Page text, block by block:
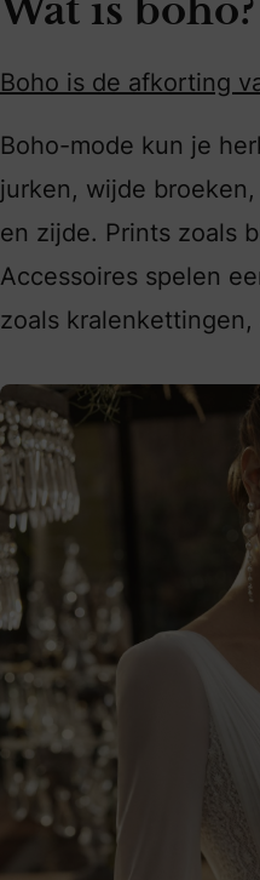
Wat is boho?
Boho is de afkorting
Boho-mode kun je
jurken, wijde
en zijde. Prints zoals
Accessoires spelen
zoals kralenkettingen,